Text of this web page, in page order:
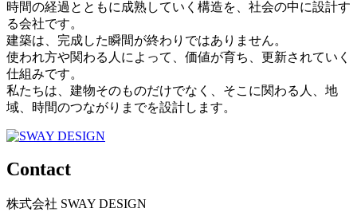
時間の経過とともに成熟していく構造を、社会の中に設計す
る会社です。
建築は、完成した瞬間が終わりではありません。
使われ方や関わる人によって、価値が育ち、更新されていく
仕組みです。
私たちは、建物そのものだけでなく、そこに関わる人、地
域、時間のつながりまでを設計します。
Contact
株式会社 SWAY DESIGN